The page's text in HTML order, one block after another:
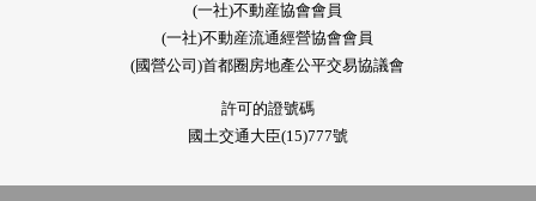
(一社)不動産協會會員
(一社)不動産流通經營協會會員
(國營公司)首都圈房地產公平交易協議會
許可的證號碼
國土交通大臣(15)777號